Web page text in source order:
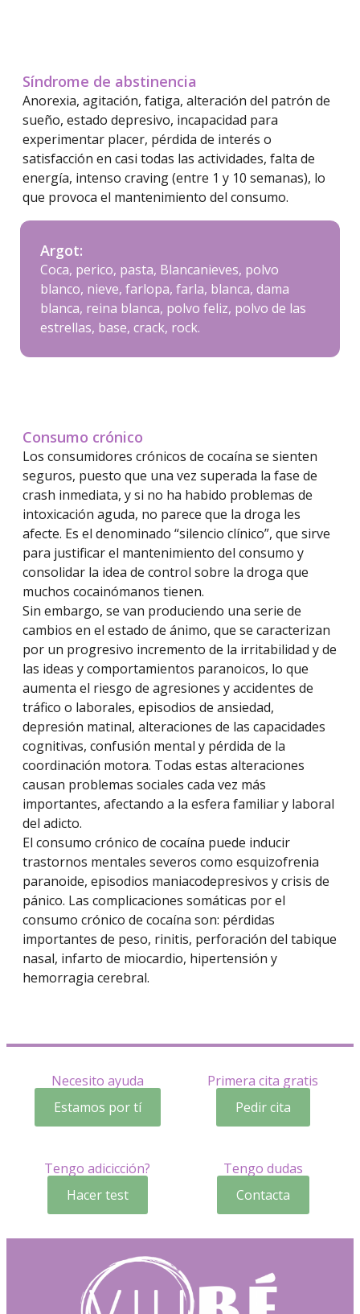
Síndrome de abstinencia
Anorexia, agitación, fatiga, alteración del patrón de
sueño, estado depresivo, incapacidad para
experimentar placer, pérdida de interés o
satisfacción en casi todas las actividades, falta de
energía, intenso craving (entre 1 y 10 semanas), lo
que provoca el mantenimiento del consumo.
Argot:
Coca, perico, pasta, Blancanieves, polvo
blanco, nieve, farlopa, farla, blanca, dama
blanca, reina blanca, polvo feliz, polvo de las
estrellas, base, crack, rock.
Consumo crónico
Los consumidores crónicos de cocaína se sienten
seguros, puesto que una vez superada la fase de
crash inmediata, y si no ha habido problemas de
intoxicación aguda, no parece que la droga les
afecte. Es el denominado “silencio clínico”, que sirve
para justificar el mantenimiento del consumo y
consolidar la idea de control sobre la droga que
muchos cocainómanos tienen.
Sin embargo, se van produciendo una serie de
cambios en el estado de ánimo, que se caracterizan
por un progresivo incremento de la irritabilidad y de
las ideas y comportamientos paranoicos, lo que
aumenta el riesgo de agresiones y accidentes de
tráfico o laborales, episodios de ansiedad,
depresión matinal, alteraciones de las capacidades
cognitivas, confusión mental y pérdida de la
coordinación motora. Todas estas alteraciones
causan problemas sociales cada vez más
importantes, afectando a la esfera familiar y laboral
del adicto.
El consumo crónico de cocaína puede inducir
trastornos mentales severos como esquizofrenia
paranoide, episodios maniacodepresivos y crisis de
pánico. Las complicaciones somáticas por el
consumo crónico de cocaína son: pérdidas
importantes de peso, rinitis, perforación del tabique
nasal, infarto de miocardio, hipertensión y
hemorragia cerebral.
Necesito ayuda
Estamos por tí
Primera cita gratis
Pedir cita
Tengo adicicción?
Hacer test
Tengo dudas
Contacta